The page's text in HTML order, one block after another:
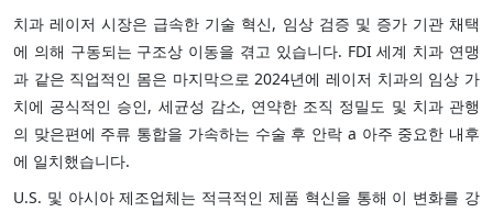
치과 레이저 시장은 급속한 기술 혁신, 임상 검증 및 증가 기관 채택
에 의해 구동되는 구조상 이동을 겪고 있습니다. FDI 세계 치과 연맹
과 같은 직업적인 몸은 마지막으로 2024년에 레이저 치과의 임상 가
치에 공식적인 승인, 세균성 감소, 연약한 조직 정밀도 및 치과 관행
의 맞은편에 주류 통합을 가속하는 수술 후 안락 a 아주 중요한 내후
에 일치했습니다.
U.S. 및 아시아 제조업체는 적극적인 제품 혁신을 통해 이 변화를 강